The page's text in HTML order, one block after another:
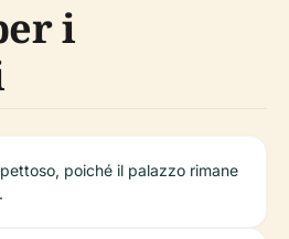
i
poiché il palazzo rimane